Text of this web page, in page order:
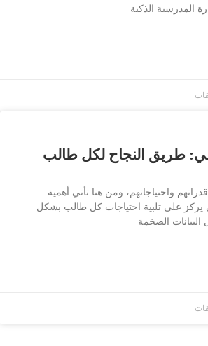
المدرسية الذكية
طريق النجاح لكل طالب
واحتياجاتهم، ومن هنا تأتي أهمية
يركز على تلبية احتياجات كل طالب بشكل
الضخمة